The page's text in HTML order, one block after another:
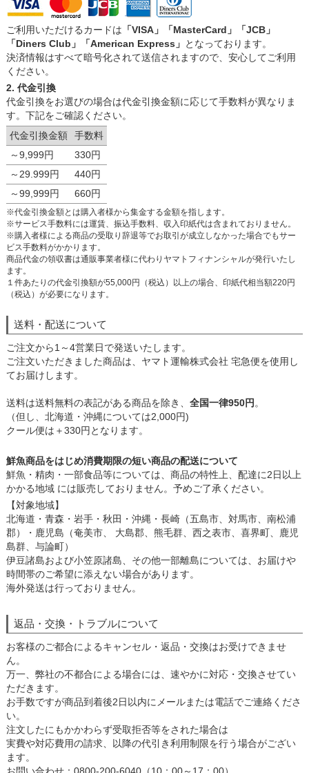
ご利用いただけるカードは 「VISA」「MasterCard」「JCB」
「Diners Club」「American Express」 となっております。
決済情報はすべて暗号化されて送信されますので、安心してご利用
ください。
2. 代金引換
代金引換をお選びの場合は代金引換金額に応じて手数料が異なりま
す。下記をご確認ください。
代金引換金額
手数料
～9,999円
330円
～29.999円
440円
～99,999円
660円
※代金引換金額とは購入者様から集金する金額を指します。
※サービス手数料には運賃、振込手数料、収入印紙代は含まれておりません。
※購入者様による商品の受取り辞退等でお取引が成立しなかった場合でもサー
ビス手数料がかかります。
商品代金の領収書は通販事業者様に代わりヤマトフィナンシャルが発行いたし
ます。
１件あたりの代金引換額が55,000円（税込）以上の場合、印紙代相当額220円
（税込）が必要になります。
送料・配送について
ご注文から1～4営業日で発送いたします。
ご注文いただきました商品は、ヤマト運輸株式会社 宅急便を使用し
てお届けします。
送料は送料無料の表記がある商品を除き、 全国一律950円 。
（但し、北海道・沖縄については2,000円)
クール便は＋330円となります。
鮮魚商品をはじめ消費期限の短い商品の配送について
鮮魚・精肉・一部食品等については、商品の特性上、配達に2日以上
かかる地域 には販売しておりません。予めご了承ください。
【対象地域】
北海道・青森・岩手・秋田・沖縄・長崎（五島市、対馬市、南松浦
郡）・鹿児島（奄美市、 大島郡、熊毛群、西之表市、喜界町、鹿児
島群、与論町）
伊豆諸島および小笠原諸島、その他一部離島については、お届けや
時間帯のご希望に添えない場合があります。
海外発送は行っておりません。
返品・交換・トラブルについて
お客様のご都合によるキャンセル・返品・交換はお受けできませ
ん。
万一、弊社の不都合による場合には、速やかに対応・交換させてい
ただきます。
お手数ですが商品到着後2日以内にメールまたは電話でご連絡くださ
い。
注文したにもかかわらず受取拒否等をされた場合は
実費や対応費用の請求、以降の代引き利用制限を行う場合がござい
ます。